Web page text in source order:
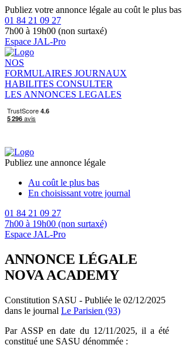
Publiez votre annonce légale au coût le plus bas
01 84 21 09 27
7h00 à 19h00 (non surtaxé)
Espace JAL-Pro
NOS
FORMULAIRES JOURNAUX
HABILITES CONSULTER
LES ANNONCES LEGALES
Publiez une annonce légale
Au coût le plus bas
En choisissant votre journal
01 84 21 09 27
7h00 à 19h00 (non surtaxé)
Espace JAL-Pro
ANNONCE LÉGALE
NOVA ACADEMY
Constitution SASU - Publiée le 02/12/2025
dans le journal Le Parisien (93)
Par ASSP en date du 12/11/2025, il a été
constitué une SASU dénommée :